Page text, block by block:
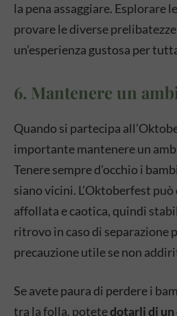
la pena assaggiare. Esplorare
provare le diverse
un’esperienza gustosa per
6. Mantenere un
Quando si partecipa
importante mantenere un
Tenere sempre d’occhio i
siano vicini. L’Oktoberfest
affollata e caotica, quindi
ritrovo in caso di separazione
precauzione utile se non
Se avete paura di perdere i
tra la folla, potetedotarli di un